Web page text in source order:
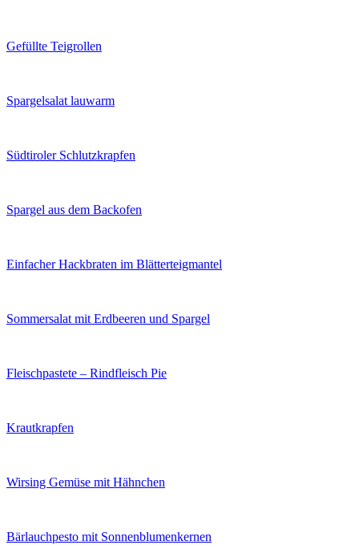
Gefüllte Teigrollen
Spargelsalat lauwarm
Südtiroler Schlutzkrapfen
Spargel aus dem Backofen
Einfacher Hackbraten im Blätterteigmantel
Sommersalat mit Erdbeeren und Spargel
Fleischpastete – Rindfleisch Pie
Krautkrapfen
Wirsing Gemüse mit Hähnchen
Bärlauchpesto mit Sonnenblumenkernen